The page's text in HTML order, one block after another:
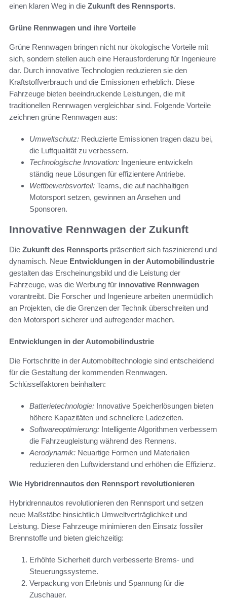
einen klaren Weg in die Zukunft des Rennsports.
Grüne Rennwagen und ihre Vorteile
Grüne Rennwagen bringen nicht nur ökologische Vorteile mit
sich, sondern stellen auch eine Herausforderung für Ingenieure
dar. Durch innovative Technologien reduzieren sie den
Kraftstoffverbrauch und die Emissionen erheblich. Diese
Fahrzeuge bieten beeindruckende Leistungen, die mit
traditionellen Rennwagen vergleichbar sind. Folgende Vorteile
zeichnen grüne Rennwagen aus:
Umweltschutz: Reduzierte Emissionen tragen dazu bei,
die Luftqualität zu verbessern.
Technologische Innovation: Ingenieure entwickeln
ständig neue Lösungen für effizientere Antriebe.
Wettbewerbsvorteil: Teams, die auf nachhaltigen
Motorsport setzen, gewinnen an Ansehen und
Sponsoren.
Innovative Rennwagen der Zukunft
Die Zukunft des Rennsports präsentiert sich faszinierend und
dynamisch. Neue Entwicklungen in der Automobilindustrie
gestalten das Erscheinungsbild und die Leistung der
Fahrzeuge, was die Werbung für innovative Rennwagen
vorantreibt. Die Forscher und Ingenieure arbeiten unermüdlich
an Projekten, die die Grenzen der Technik überschreiten und
den Motorsport sicherer und aufregender machen.
Entwicklungen in der Automobilindustrie
Die Fortschritte in der Automobiltechnologie sind entscheidend
für die Gestaltung der kommenden Rennwagen.
Schlüsselfaktoren beinhalten:
Batterietechnologie: Innovative Speicherlösungen bieten
höhere Kapazitäten und schnellere Ladezeiten.
Softwareoptimierung: Intelligente Algorithmen verbessern
die Fahrzeugleistung während des Rennens.
Aerodynamik: Neuartige Formen und Materialien
reduzieren den Luftwiderstand und erhöhen die Effizienz.
Wie Hybridrennautos den Rennsport revolutionieren
Hybridrennautos revolutionieren den Rennsport und setzen
neue Maßstäbe hinsichtlich Umweltverträglichkeit und
Leistung. Diese Fahrzeuge minimieren den Einsatz fossiler
Brennstoffe und bieten gleichzeitig:
Erhöhte Sicherheit durch verbesserte Brems- und
Steuerungssysteme.
Verpackung von Erlebnis und Spannung für die
Zuschauer.